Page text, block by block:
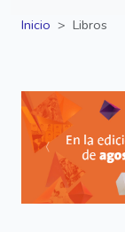
Inicio Libros
Siguiente